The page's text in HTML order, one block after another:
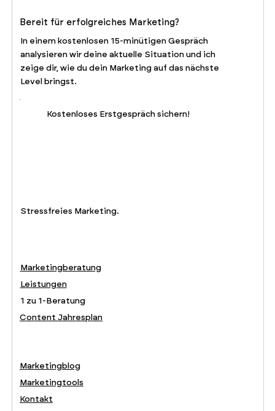
Bereit für erfolgreiches Marketing?
In einem kostenlosen 15-minütigen Gespräch
analysieren wir deine aktuelle Situation und ich
zeige dir, wie du dein Marketing auf das nächste
Level bringst.
Kostenloses Erstgespräch sichern!
Stressfreies Marketing.
Marketingberatung
Leistungen
1 zu 1-Beratung
Content Jahresplan
Marketingblog
Marketingtools
Kontakt